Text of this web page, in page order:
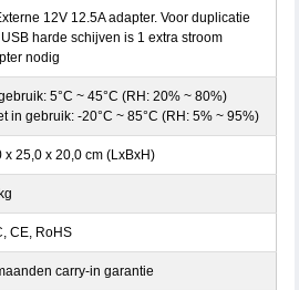
12V 12.5A adapter. Voor duplicatie
harde schijven is 1 extra stroom
nodig
5°C ~ 45°C (RH: 20% ~ 80%)
in gebruik: -20°C ~ 85°C (RH: 5% ~ 95%)
x 25,0 x 20,0 cm (LxBxH)
CE, RoHS
carry-in garantie